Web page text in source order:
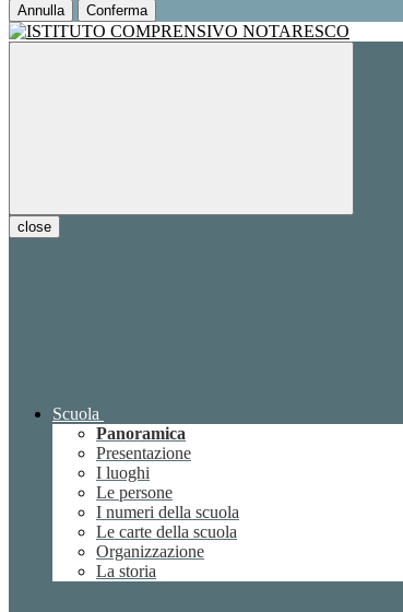
Annulla Conferma
close
Scuola
Panoramica
Presentazione
I luoghi
Le persone
I numeri della scuola
Le carte della scuola
Organizzazione
La storia